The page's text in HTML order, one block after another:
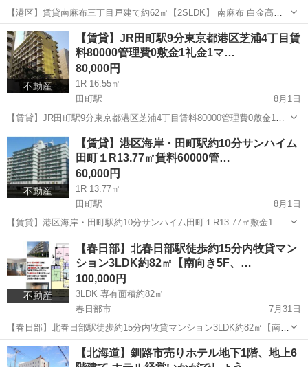
【港区】賃貸南麻布三丁目戸建て約62㎡【2SLDK】 南麻布 白金高輪
駅徒歩約13分 麻布十番駅徒歩約15分 2SLDK 約62㎡ 玄関 6帖 4.5帖 バ
ス トイレ 洗面所 階段...
東京 港区 白金高輪駅 マンション 徒歩
不動産
【賃貸】JR田町駅9分東京都港区芝浦4丁目賃
料80000管理費0敷金1礼金1マ…
80,000円
1R 16.55㎡
田町駅
8月1日
【賃貸】JR田町駅9分東京都港区芝浦4丁目賃料80000管理費0敷金1礼
金1マンション JR田町駅約9分 東京都港区芝浦4丁目 マンション 1R 専
有面積16.55㎡ バストイレユニット ...
東京 港区 田町駅 マンション 外国人
不動産
【賃貸】港区海岸・田町駅約10分サンハイム
田町１R13.77㎡賃料60000管…
60,000円
1R 13.77㎡
田町駅
8月1日
【賃貸】港区海岸・田町駅約10分サンハイム田町１R13.77㎡敷金1礼
金１【外国籍相談】 ＪＲ田町駅約10分 東京都港区海岸3丁目 鉄骨鉄筋
コンクリート造 地上１１階建て 1975年4月築 １R 1...
東京 港区 田町駅 マンション 定額制
不動産
【春日部】北春日部駅徒歩約15分内牧貸マン
ション3LDK約82㎡【南向き5F、…
100,000円
3LDK 専有面積約82㎡
春日部市
7月31日
【春日部】北春日部駅徒歩約15分内牧貸マンション3LDK約82㎡【南向
き5F、ペット可】 東武伊勢崎線 北春日部駅徒歩約15分 貸マンション
3LDK 玄関 洋室4.7 洋室7 和...
埼玉 春日部市 マンション 徒歩
【北海道】釧路市売りホテル地下1階、地上6